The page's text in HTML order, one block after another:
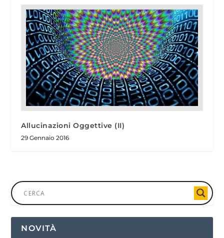
Allucinazioni Oggettive (II)
29 Gennaio 2016
NOVITÀ